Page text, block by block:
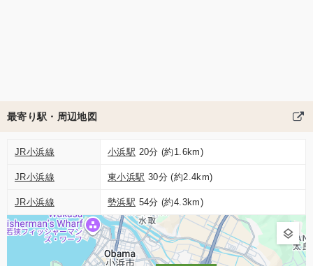
最寄り駅・周辺地図
JR小浜線 小浜駅 20分 (約1.6km)
JR小浜線 東小浜駅 30分 (約2.4km)
JR小浜線 勢浜駅 54分 (約4.3km)